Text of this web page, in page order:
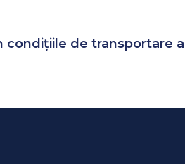
condițiile de transportare